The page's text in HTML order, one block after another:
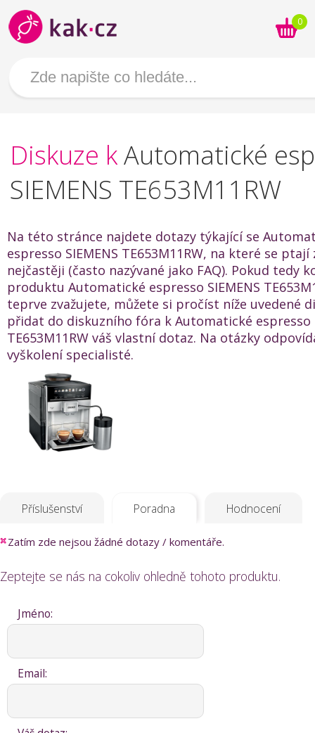
0
Diskuze kAutomatické
SIEMENS TE653M11RW
Na této stránce najdete dotazy týkající se
espresso SIEMENS TE653M11RW, na které se ptají
nejčastěji (často nazývané jako FAQ). Pokud tedy
produktu Automatické espresso SIEMENS
teprve zvažujete, můžete si pročíst níže uvedené
přidat do diskuzního fóra k Automatické espresso
TE653M11RW váš vlastní dotaz. Na otázky
vyškolení specialisté.
Příslušenství Poradna Hodnocení
Zatím zde nejsou žádné dotazy / komentáře.
Zeptejte se nás na cokoliv ohledně tohoto produktu.
Jméno:
Email: